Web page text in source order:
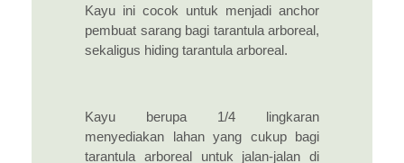
Kayu ini cocok untuk menjadi anchor
pembuat sarang bagi tarantula arboreal,
sekaligus hiding tarantula arboreal.
Kayu berupa 1/4 lingkaran
menyediakan lahan yang cukup bagi
tarantula arboreal untuk jalan-jalan di